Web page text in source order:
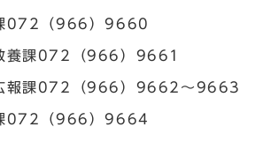
072（966）9660
養課072（966）9661
報課072（966）9662～9663
072（966）9664